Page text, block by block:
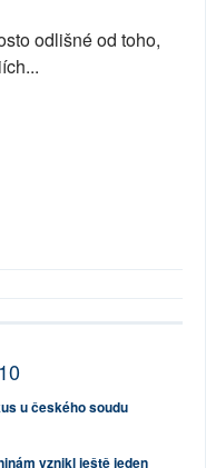
odlišné od toho,
u českého soudu
vznikl ještě jeden